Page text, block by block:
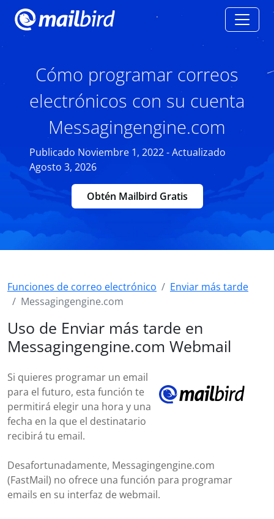
Cómo programar correos
electrónicos con su cuenta
Messagingengine.com
Publicado Noviembre 1, 2022 - Actualizado
Agosto 3, 2026
Obtén Mailbird Gratis
Funciones de correo electrónico
Enviar más tarde
Messagingengine.com
Uso de Enviar más tarde en
Messagingengine.com Webmail
Si quieres programar un email
para el futuro, esta función te
permitirá elegir una hora y una
fecha en la que el destinatario
recibirá tu email.
Desafortunadamente, Messagingengine.com
(FastMail) no ofrece una función para programar
emails en su interfaz de webmail.